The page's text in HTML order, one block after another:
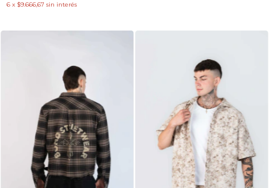
6 x $9.666,67 sin interés